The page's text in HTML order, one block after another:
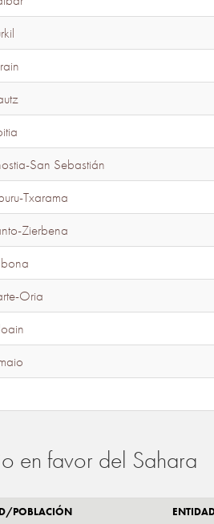
San Sebastián
Txarama
Zierbena
Oria
en favor del Sahara
POBLACIÓN